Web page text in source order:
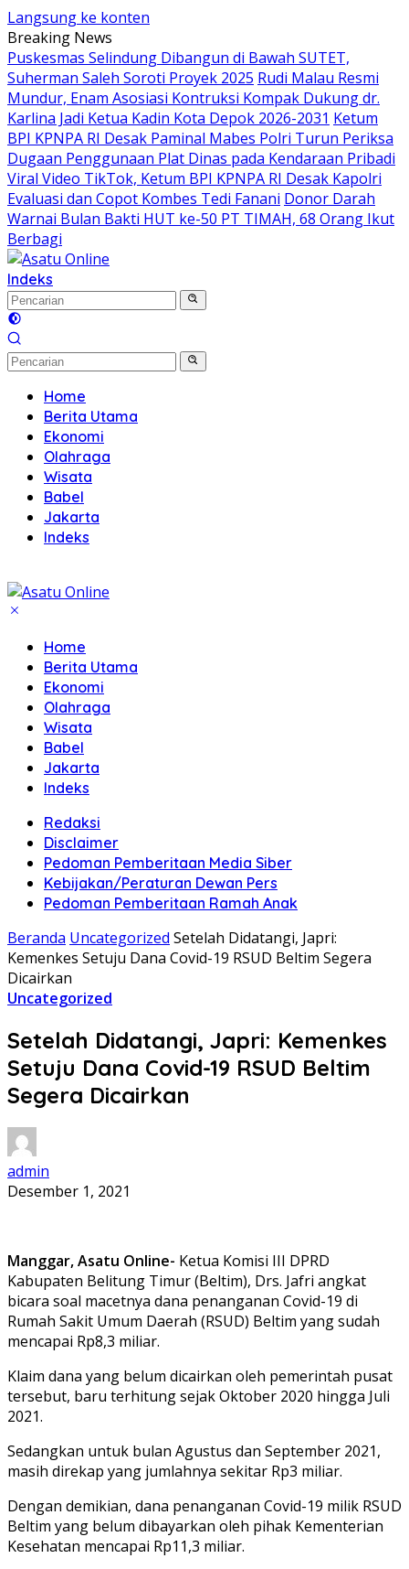
Langsung ke konten
Breaking News
Puskesmas Selindung Dibangun di Bawah SUTET,
Suherman Saleh Soroti Proyek 2025 Rudi Malau Resmi
Mundur, Enam Asosiasi Kontruksi Kompak Dukung dr.
Karlina Jadi Ketua Kadin Kota Depok 2026-2031 Ketum
BPI KPNPA RI Desak Paminal Mabes Polri Turun Periksa
Dugaan Penggunaan Plat Dinas pada Kendaraan Pribadi
Viral Video TikTok, Ketum BPI KPNPA RI Desak Kapolri
Evaluasi dan Copot Kombes Tedi Fanani Donor Darah
Warnai Bulan Bakti HUT ke-50 PT TIMAH, 68 Orang Ikut
Berbagi
Indeks
Home
Berita Utama
Ekonomi
Olahraga
Wisata
Babel
Jakarta
Indeks
Home
Berita Utama
Ekonomi
Olahraga
Wisata
Babel
Jakarta
Indeks
Redaksi
Disclaimer
Pedoman Pemberitaan Media Siber
Kebijakan/Peraturan Dewan Pers
Pedoman Pemberitaan Ramah Anak
Beranda Uncategorized Setelah Didatangi, Japri:
Kemenkes Setuju Dana Covid-19 RSUD Beltim Segera
Dicairkan
Uncategorized
Setelah Didatangi, Japri: Kemenkes
Setuju Dana Covid-19 RSUD Beltim
Segera Dicairkan
admin
Desember 1, 2021
Manggar, Asatu Online- Ketua Komisi III DPRD
Kabupaten Belitung Timur (Beltim), Drs. Jafri angkat
bicara soal macetnya dana penanganan Covid-19 di
Rumah Sakit Umum Daerah (RSUD) Beltim yang sudah
mencapai Rp8,3 miliar.
Klaim dana yang belum dicairkan oleh pemerintah pusat
tersebut, baru terhitung sejak Oktober 2020 hingga Juli
2021.
Sedangkan untuk bulan Agustus dan September 2021,
masih direkap yang jumlahnya sekitar Rp3 miliar.
Dengan demikian, dana penanganan Covid-19 milik RSUD
Beltim yang belum dibayarkan oleh pihak Kementerian
Kesehatan mencapai Rp11,3 miliar.